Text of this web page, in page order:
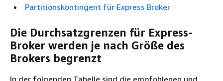
Partitionskontingent für Express Broker
Die Durchsatzgrenzen für Express-
Broker werden je nach Größe des
Brokers begrenzt
In der folgenden Tabelle sind die empfohlenen und